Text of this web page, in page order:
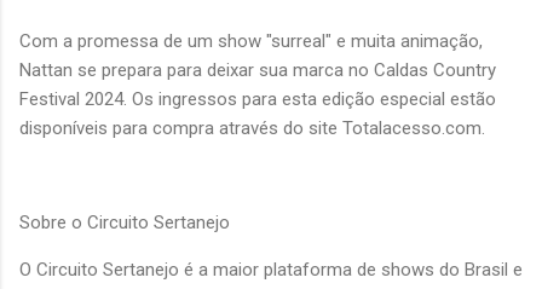
Com a promessa de um show "surreal" e muita animação,
Nattan se prepara para deixar sua marca no Caldas Country
Festival 2024. Os ingressos para esta edição especial estão
disponíveis para compra através do site Totalacesso.com.
Sobre o Circuito Sertanejo
O Circuito Sertanejo é a maior plataforma de shows do Brasil e